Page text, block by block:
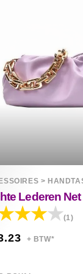
>
(1)
+ BTW*